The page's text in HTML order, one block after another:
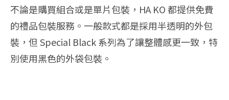
不論是購買組合或是單片包裝，HA KO 都提供免費
的禮品包裝服務。一般款式都是採用半透明的外包
裝，但 Special Black 系列為了讓整體感更一致，特
別使用黑色的外袋包裝。